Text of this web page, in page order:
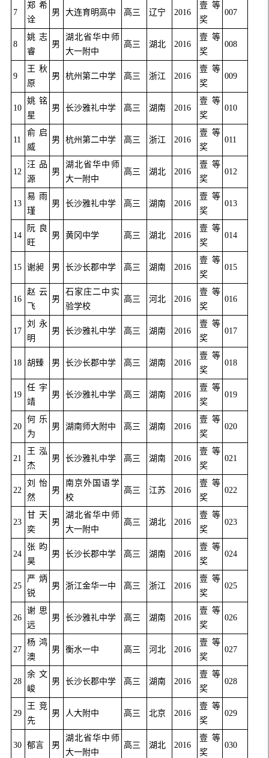
7
郑希
诠
男 大连育明高中 高三 辽宁 2016
壹等
奖
007
8
姚志
睿
男
湖北省华中师
大一附中
高三 湖北 2016
壹等
奖
008
9
王秋
原
男 杭州第二中学 高三 浙江 2016
壹等
奖
009
10
姚铭
星
男 长沙雅礼中学 高三 湖南 2016
壹等
奖
010
11
俞启
威
男 杭州第二中学 高三 浙江 2016
壹等
奖
011
12
汪品
源
男
湖北省华中师
大一附中
高三 湖北 2016
壹等
奖
012
13
易雨
瑾
男 长沙雅礼中学 高三 湖南 2016
壹等
奖
013
14
阮良
旺
男 黄冈中学 高三 湖北 2016
壹等
奖
014
15 谢昶 男 长沙长郡中学 高三 湖南 2016
壹等
奖
015
16
赵云
飞
男
石家庄二中实
验学校
高三 河北 2016
壹等
奖
016
17
刘永
明
男 长沙雅礼中学 高三 湖南 2016
壹等
奖
017
18 胡臻 男 长沙长郡中学 高三 湖南 2016
壹等
奖
018
19
任宇
靖
男 长沙雅礼中学 高三 湖南 2016
壹等
奖
019
20
何乐
为
男 湖南师大附中 高三 湖南 2016
壹等
奖
020
21
王泓
杰
男 长沙雅礼中学 高三 湖南 2016
壹等
奖
021
22
刘怡
然
男
南京外国语学
校
高三 江苏 2016
壹等
奖
022
23
甘天
奕
男
湖北省华中师
大一附中
高三 湖北 2016
壹等
奖
023
24
张昀
昊
男 长沙长郡中学 高三 湖南 2016
壹等
奖
024
25
严炳
锐
男 浙江金华一中 高三 浙江 2016
壹等
奖
025
26
谢思
远
男 长沙雅礼中学 高三 湖南 2016
壹等
奖
026
27
杨鸿
澳
男 衡水一中 高三 河北 2016
壹等
奖
027
28
余文
峻
男 长沙长郡中学 高三 湖南 2016
壹等
奖
028
29
王竞
先
男 人大附中 高三 北京 2016
壹等
奖
029
30 郁言 男
湖北省华中师
大一附中
高三 湖北 2016
壹等
奖
030